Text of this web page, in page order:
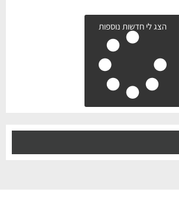
הצג לי חדשות נוספות